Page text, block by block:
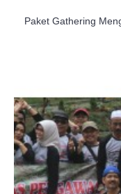
Paket Gathering